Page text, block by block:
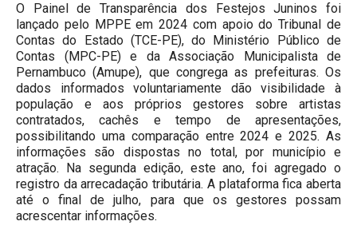
O Painel de Transparência dos Festejos Juninos foi
lançado pelo MPPE em 2024 com apoio do Tribunal de
Contas do Estado (TCE-PE), do Ministério Público de
Contas (MPC-PE) e da Associação Municipalista de
Pernambuco (Amupe), que congrega as prefeituras. Os
dados informados voluntariamente dão visibilidade à
população e aos próprios gestores sobre artistas
contratados, cachês e tempo de apresentações,
possibilitando uma comparação entre 2024 e 2025. As
informações são dispostas no total, por município e
atração. Na segunda edição, este ano, foi agregado o
registro da arrecadação tributária. A plataforma fica aberta
até o final de julho, para que os gestores possam
acrescentar informações.